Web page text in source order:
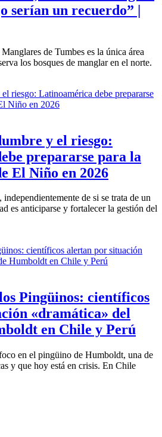
serían un recuerdo” |
de Tumbes es la única área
los bosques de manglar en el norte.
y el riesgo:
prepararse para la
El Niño en 2026
de si se trata de un
es anticiparse y fortalecer la gestión del
Pingüinos: científicos
«dramática» del
en Chile y Perú
en el pingüino de Humboldt, una de
y que hoy está en crisis. En Chile